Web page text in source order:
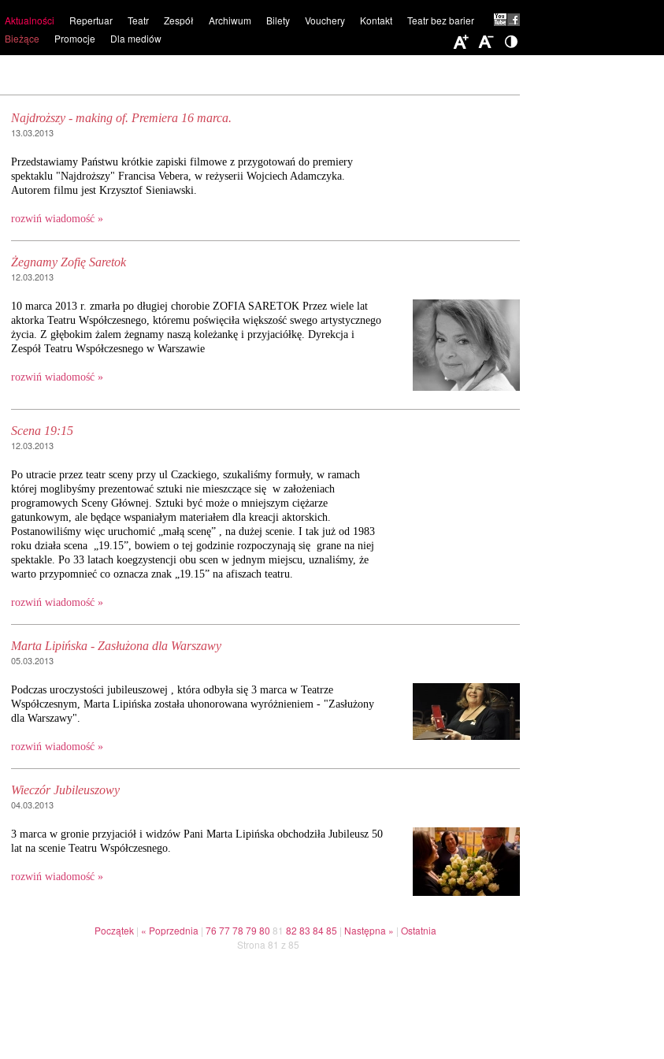
Aktualności
Bieżące
Promocje Dla mediów
Repertuar Teatr Zespół Archiwum Bilety Vouchery Kontakt Teatr bez barier
Najdroższy - making of. Premiera 16 marca.
13.03.2013
Przedstawiamy Państwu krótkie zapiski filmowe z przygotowań do premiery
spektaklu "Najdroższy" Francisa Vebera, w reżyserii Wojciech Adamczyka.
Autorem filmu jest Krzysztof Sieniawski.
rozwiń wiadomość »
Żegnamy Zofię Saretok
12.03.2013
10 marca 2013 r. zmarła po długiej chorobie ZOFIA SARETOK Przez wiele lat
aktorka Teatru Współczesnego, któremu poświęciła większość swego artystycznego
życia. Z głębokim żalem żegnamy naszą koleżankę i przyjaciółkę. Dyrekcja i
Zespół Teatru Współczesnego w Warszawie
rozwiń wiadomość »
Scena 19:15
12.03.2013
Po utracie przez teatr sceny przy ul Czackiego, szukaliśmy formuły, w ramach
której moglibyśmy prezentować sztuki nie mieszczące się w założeniach
programowych Sceny Głównej. Sztuki być może o mniejszym ciężarze
gatunkowym, ale będące wspaniałym materiałem dla kreacji aktorskich.
Postanowiliśmy więc uruchomić „małą scenę” , na dużej scenie. I tak już od 1983
roku działa scena „19.15”, bowiem o tej godzinie rozpoczynają się grane na niej
spektakle. Po 33 latach koegzystencji obu scen w jednym miejscu, uznaliśmy, że
warto przypomnieć co oznacza znak „19.15” na afiszach teatru.
rozwiń wiadomość »
Marta Lipińska - Zasłużona dla Warszawy
05.03.2013
Podczas uroczystości jubileuszowej , która odbyła się 3 marca w Teatrze
Współczesnym, Marta Lipińska została uhonorowana wyróżnieniem - "Zasłużony
dla Warszawy".
rozwiń wiadomość »
Wieczór Jubileuszowy
04.03.2013
3 marca w gronie przyjaciół i widzów Pani Marta Lipińska obchodziła Jubileusz 50
lat na scenie Teatru Współczesnego.
rozwiń wiadomość »
Początek | « Poprzednia | 76 7778 79 80 81 82 83 8485 | Następna » | Ostatnia
Strona 81 z 85